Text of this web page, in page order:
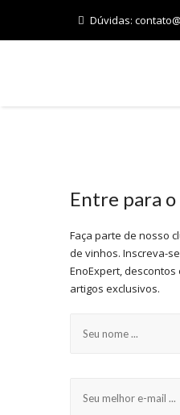
Dúvidas:
Entre para o
Faça parte de nosso
de vinhos. Inscreva-
EnoExpert, descontos
artigos exclusivos.